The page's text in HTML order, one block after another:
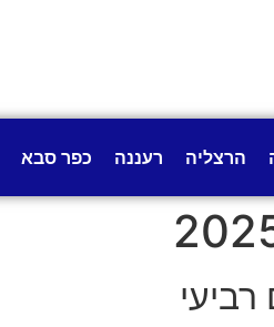
הרצליה רעננה כפר סבא